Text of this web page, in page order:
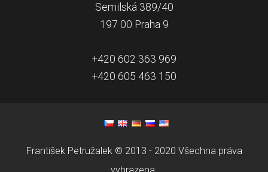
Semilská 389/40
197 00 Praha 9
+420 602 363 969
+420 605 463 150
František Petružalek © 2013 - 2020 Všechna práva